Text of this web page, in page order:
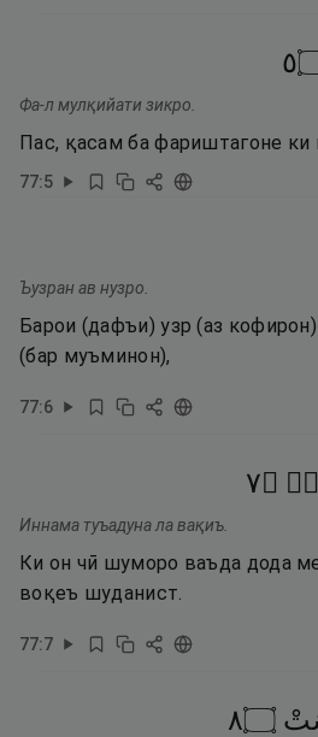
٥
Фа-л мулқийати зикро.
Пас, қасам ба фариштагоне ки
77:5
Ъузран ав нузро.
Барои (дафъи) узр (аз
(бар муъминон),
77:6
۝٧
Иннама туъадуна ла вақиъ.
Ки он чӣ шуморо ваъда дода
воқеъ шуданист.
77:7
۝٨